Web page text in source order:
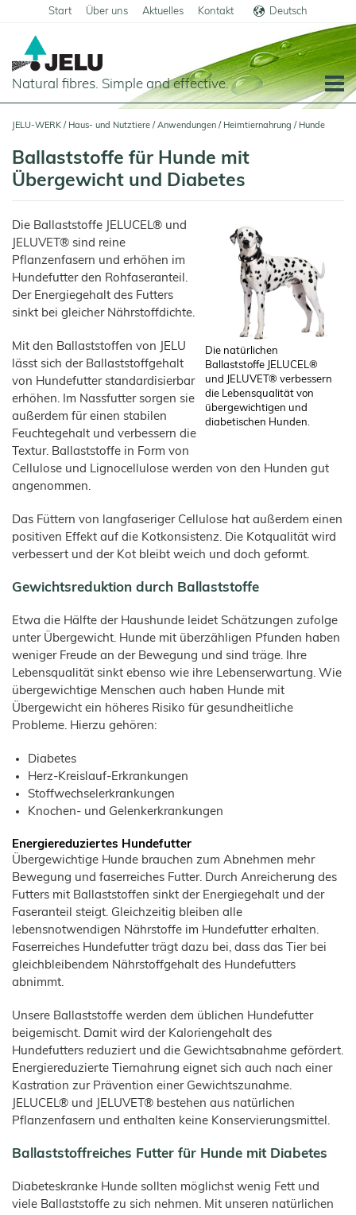
Start Über uns Aktuelles Kontakt
English
Deutsch
Natural fibres. Simple and effective.
Lebensmittel
Übersicht
Anwendungen
Getreideprodukte
und
Teigwaren
Molkereiprodukte
Süßwaren
Instantprodukte
/
Gewürze
Produkte
JELUCEL®
PF
Cellulose
Pflanzenfasern
BF
–
Bambusfaser
JELUCEL®
–
Weizenfaser
OF
Haferfaser
Haus- und Nutztiere
Futtermittel
Schweine
Geflügel
Kälber
Kaninchen
Heimtiernahrung
Katzen
Tiereinstreu
Katzenstreu
Geflügelzucht
Produkte
JELUVET® Lignocellulose
COSYPET®
COSYFLOCK®
JELUDRY®
Technische Industrie
Anwendungen
Bauchemie
Fliesenkleber
Filterhilfsmittel
Wood-
Plastic-
Composite
Kunststoffe
Kartonagen
Reinigungsmittel
Samenherstellung
Produkte
JELUCEL
HM
JELUCEL
HM
TC
Funktionelle
Holzfaserstoffe
JELUXYL
HAHO
JELUXYL
JELUXYL
WEHO
Unternehmensgeschichte
Zertifikate
Vertriebspartner
Anfahrt
AGB
Impressum
Datenschutzerklärung
Aktuelles
Shop
JELU-WERK / Haus- und Nutztiere / Anwendungen / Heimtiernahrung / Hunde
Ballaststoffe für Hunde mit
Übergewicht und Diabetes
Die natürlichen
Ballaststoffe JELUCEL®
und JELUVET® verbessern
die Lebensqualität von
übergewichtigen und
diabetischen Hunden.
Die Ballaststoffe JELUCEL® und
JELUVET® sind reine
Pflanzenfasern und erhöhen im
Hundefutter den Rohfaseranteil.
Der Energiegehalt des Futters
sinkt bei gleicher Nährstoffdichte.
Mit den Ballaststoffen von JELU
lässt sich der Ballaststoffgehalt
von Hundefutter standardisierbar
erhöhen. Im Nassfutter sorgen sie
außerdem für einen stabilen
Feuchtegehalt und verbessern die
Textur. Ballaststoffe in Form von
Cellulose und Lignocellulose werden von den Hunden gut
angenommen.
Das Füttern von langfaseriger Cellulose hat außerdem einen
positiven Effekt auf die Kotkonsistenz. Die Kotqualität wird
verbessert und der Kot bleibt weich und doch geformt.
Gewichtsreduktion durch Ballaststoffe
Etwa die Hälfte der Haushunde leidet Schätzungen zufolge
unter Übergewicht. Hunde mit überzähligen Pfunden haben
weniger Freude an der Bewegung und sind träge. Ihre
Lebensqualität sinkt ebenso wie ihre Lebenserwartung. Wie
übergewichtige Menschen auch haben Hunde mit
Übergewicht ein höheres Risiko für gesundheitliche
Probleme. Hierzu gehören:
Diabetes
Herz-Kreislauf-Erkrankungen
Stoffwechselerkrankungen
Knochen- und Gelenkerkrankungen
Energiereduziertes Hundefutter
Übergewichtige Hunde brauchen zum Abnehmen mehr
Bewegung und faserreiches Futter. Durch Anreicherung des
Futters mit Ballaststoffen sinkt der Energiegehalt und der
Faseranteil steigt. Gleichzeitig bleiben alle
lebensnotwendigen Nährstoffe im Hundefutter erhalten.
Faserreiches Hundefutter trägt dazu bei, dass das Tier bei
gleichbleibendem Nährstoffgehalt des Hundefutters
abnimmt.
Unsere Ballaststoffe werden dem üblichen Hundefutter
beigemischt. Damit wird der Kaloriengehalt des
Hundefutters reduziert und die Gewichtsabnahme gefördert.
Energiereduzierte Tiernahrung eignet sich auch nach einer
Kastration zur Prävention einer Gewichtszunahme.
JELUCEL® und JELUVET® bestehen aus natürlichen
Pflanzenfasern und enthalten keine Konservierungsmittel.
Ballaststoffreiches Futter für Hunde mit Diabetes
Diabeteskranke Hunde sollten möglichst wenig Fett und
viele Ballaststoffe zu sich nehmen. Mit unseren natürlichen